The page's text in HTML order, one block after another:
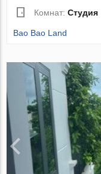
Комнат:Студия
Bao Bao Land